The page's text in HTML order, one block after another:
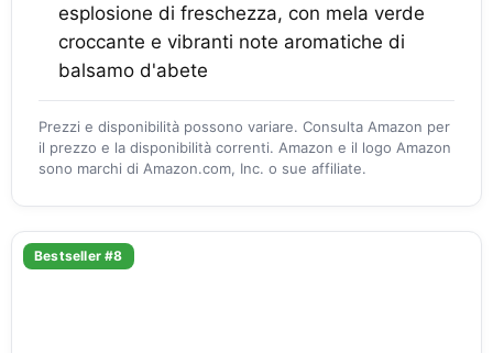
esplosione di freschezza, con mela verde
croccante e vibranti note aromatiche di
balsamo d'abete
Prezzi e disponibilità possono variare. Consulta Amazon per
il prezzo e la disponibilità correnti. Amazon e il logo Amazon
sono marchi di Amazon.com, Inc. o sue affiliate.
Bestseller #8